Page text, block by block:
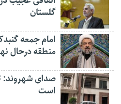
گلستان
امام جمعه
منطقه درحال
صدای شهروند:
است